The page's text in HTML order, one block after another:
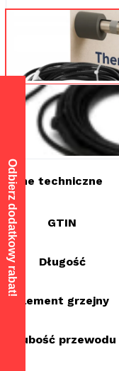
Dane techniczne
GTIN
Długość
Element grzejny
Grubość przewodu